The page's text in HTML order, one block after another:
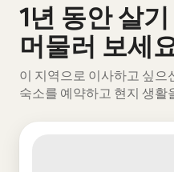
1년 동안 살
머물러 보세
이 지역으로 이사하고 싶
숙소를 예약하고 현지 생활
0개 중 0개 표시됨